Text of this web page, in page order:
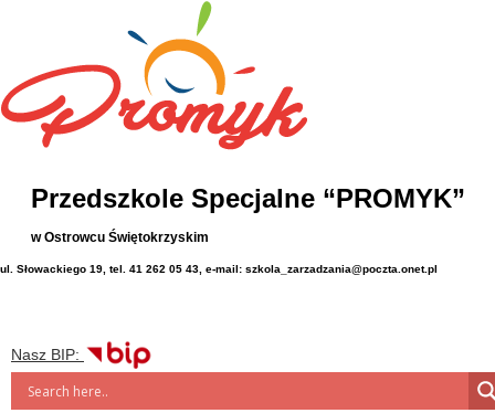
Przedszkole Specjalne “PROMYK”
w Ostrowcu Świętokrzyskim
ul. Słowackiego 19, tel. 41 262 05 43, e-mail: szkola_zarzadzania@poczta.onet.pl
Nasz BIP: